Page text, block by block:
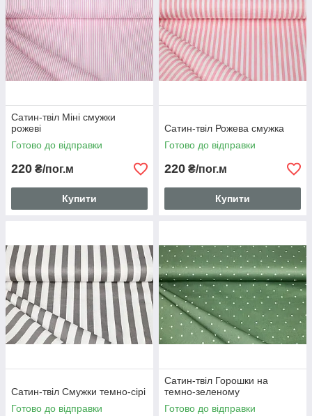
Сатин-твіл Міні смужки
рожеві
Готово до відправки
220 ₴/пог.м
Купити
Сатин-твіл Рожева смужка
Готово до відправки
220 ₴/пог.м
Купити
Сатин-твіл Смужки темно-сірі
Готово до відправки
Сатин-твіл Горошки на
темно-зеленому
Готово до відправки